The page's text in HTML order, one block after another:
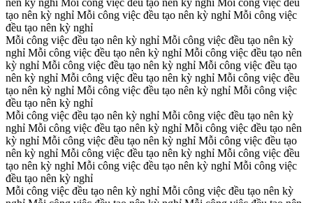
nên kỳ nghỉ Mỗi công việc đều tạo nên kỳ nghỉ Mỗi công việc đều
tạo nên kỳ nghỉ Mỗi công việc đều tạo nên kỳ nghỉ Mỗi công việc
đều tạo nên kỳ nghỉ
Mỗi công việc đều tạo nên kỳ nghỉ Mỗi công việc đều tạo nên kỳ
nghỉ Mỗi công việc đều tạo nên kỳ nghỉ Mỗi công việc đều tạo nên
kỳ nghỉ Mỗi công việc đều tạo nên kỳ nghỉ Mỗi công việc đều tạo
nên kỳ nghỉ Mỗi công việc đều tạo nên kỳ nghỉ Mỗi công việc đều
tạo nên kỳ nghỉ Mỗi công việc đều tạo nên kỳ nghỉ Mỗi công việc
đều tạo nên kỳ nghỉ
Mỗi công việc đều tạo nên kỳ nghỉ Mỗi công việc đều tạo nên kỳ
nghỉ Mỗi công việc đều tạo nên kỳ nghỉ Mỗi công việc đều tạo nên
kỳ nghỉ Mỗi công việc đều tạo nên kỳ nghỉ Mỗi công việc đều tạo
nên kỳ nghỉ Mỗi công việc đều tạo nên kỳ nghỉ Mỗi công việc đều
tạo nên kỳ nghỉ Mỗi công việc đều tạo nên kỳ nghỉ Mỗi công việc
đều tạo nên kỳ nghỉ
Mỗi công việc đều tạo nên kỳ nghỉ Mỗi công việc đều tạo nên kỳ